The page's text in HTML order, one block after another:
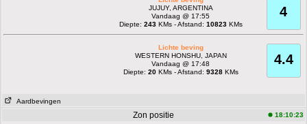
4
JUJUY, ARGENTINA
Vandaag @ 17:55
Diepte: 243KMs - Afstand: 10823KMs
4.4
Lichte beving
WESTERN HONSHU, JAPAN
Vandaag @ 17:48
Diepte: 20KMs - Afstand: 9328KMs
Aardbevingen
Zon positie 18:10:23